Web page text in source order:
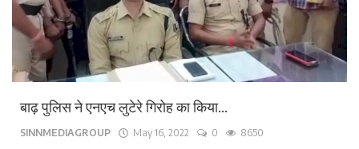
बाढ़ पुलिस ने एनएच लुटेरे गिरोह का किया...
SINNMEDIAGROUP May 16, 2022 0 8650